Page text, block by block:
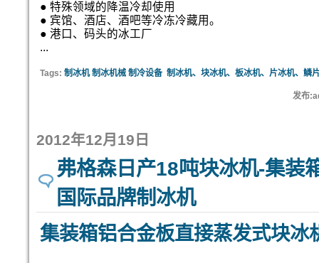
● 特殊领域的降温冷却使用
● 宾馆、酒店、酒吧等冷冻冷藏用。
● 港口、码头的冰工厂
...
Tags: 制冰机 制冰机械 制冷设备 制冰机、块冰机、板冰机、片冰机、鳞
发布
2012年12月19日
弗格森日产18吨块冰机-集装
国际品牌制冰机
集装箱铝合金板直接蒸发式块冰